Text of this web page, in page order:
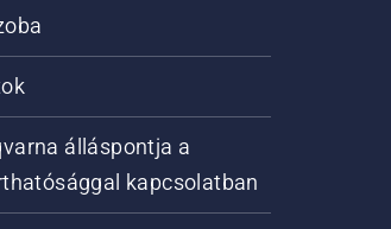
álláspontja a
kapcsolatban